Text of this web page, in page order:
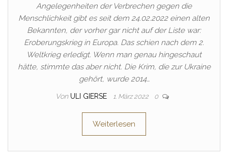
Angelegenheiten der Verbrechen gegen die
Menschlichkeit gibt es seit dem 24.02.2022 einen alten
Bekannten, der vorher gar nicht auf der Liste war:
Eroberungskrieg in Europa. Das schien nach dem 2.
Weltkrieg erledigt. Wenn man genau hingeschaut
hätte, stimmte das aber nicht. Die Krim, die zur Ukraine
gehört, wurde 2014…
Von ULI GIERSE 1. März 2022 0
Weiterlesen